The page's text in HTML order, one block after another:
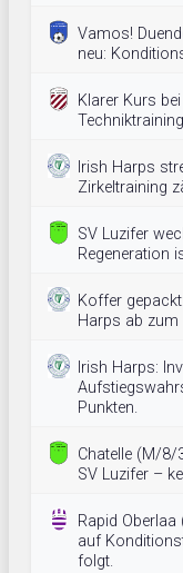
Vamos!
neu:
Klarer Kurs
Irish Harps
Zirkeltraining
SV Luzifer
Regeneration
Koffer
Harps ab zum
Irish Harps:
Punkten.
Chatelle (M/8/
SV Luzifer –
Rapid
auf
folgt.